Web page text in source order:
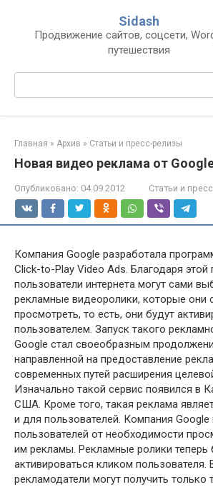
контенту
Sidash
Продвижение сайтов, соцсети,
путешествия
Главная » Архив » Статьи и пресс-релизы
Новая видео реклама от
Опубликовано: 04.09.2012 Статьи и
Компания Google разработала
Click-to-Play Video Ads. Благодаря этой
пользователи интернета могут сами
рекламные видеоролики, которые они
просмотреть, то есть, они будут
пользователем. Запуск такого
Google стал своеобразным
направленной на предоставление
современных путей расширения
Изначально такой сервис появился в
США. Кроме того, такая реклама
и для пользователей. Компания Google
пользователей от необходимости
им рекламы. Рекламные ролики теперь
активироваться кликом
рекламодатели могут получить только